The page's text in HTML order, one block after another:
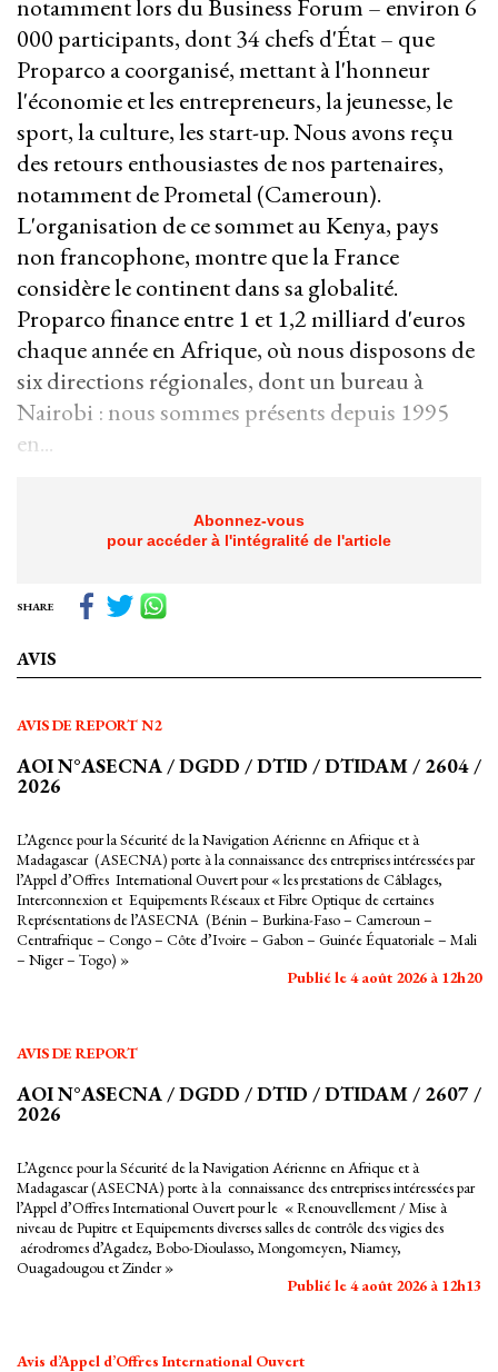
notamment lors du Business Forum – environ 6
000 participants, dont 34 chefs d'État – que
Proparco a coorganisé, mettant à l'honneur
l'économie et les entrepreneurs, la jeunesse, le
sport, la culture, les start-up. Nous avons reçu
des retours enthousiastes de nos partenaires,
notamment de Prometal (Cameroun).
L'organisation de ce sommet au Kenya, pays
non francophone, montre que la France
considère le continent dans sa globalité.
Proparco finance entre 1 et 1,2 milliard d'euros
chaque année en Afrique, où nous disposons de
six directions régionales, dont un bureau à
Nairobi : nous sommes présents depuis 1995
en...
Abonnez-vous
pour accéder à l'intégralité de l'article
SHARE
AVIS
AVIS DE REPORT N2
AOI N°ASECNA / DGDD / DTID / DTIDAM / 2604 /
2026
L’Agence pour la Sécurité de la Navigation Aérienne en Afrique et à
Madagascar (ASECNA) porte à la connaissance des entreprises intéressées par
l’Appel d’Offres International Ouvert pour « les prestations de Câblages,
Interconnexion et Equipements Réseaux et Fibre Optique de certaines
Représentations de l’ASECNA (Bénin – Burkina-Faso – Cameroun –
Centrafrique – Congo – Côte d’Ivoire – Gabon – Guinée Équatoriale – Mali
– Niger – Togo) »
Publié le 4 août 2026 à 12h20
AVIS DE REPORT
AOI N°ASECNA / DGDD / DTID / DTIDAM / 2607 /
2026
L’Agence pour la Sécurité de la Navigation Aérienne en Afrique et à
Madagascar (ASECNA) porte à la connaissance des entreprises intéressées par
l’Appel d’Offres International Ouvert pour le « Renouvellement / Mise à
niveau de Pupitre et Equipements diverses salles de contrôle des vigies des
aérodromes d’Agadez, Bobo-Dioulasso, Mongomeyen, Niamey,
Ouagadougou et Zinder »
Publié le 4 août 2026 à 12h13
Avis d’Appel d’Offres International Ouvert